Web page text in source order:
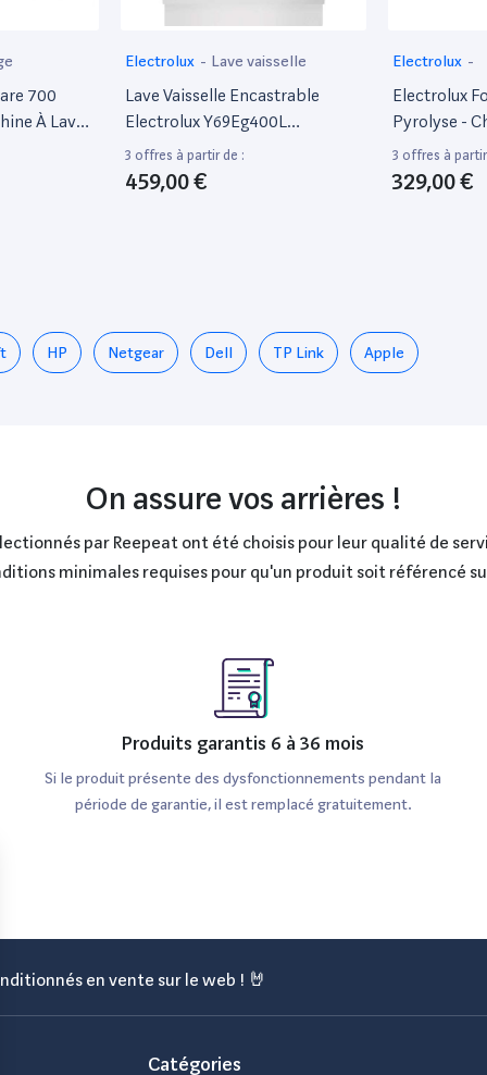
700
À Laver
Electrolux - Lave vaisselle
Lave Vaisselle Encastrable
Electrolux Y69Eg400L
911434845 15 Couverts 60 Cm
3 offres à partir de :
459,00 €
Electrolux -
Electrolux
Pyrolyse -
Pulsée -
Froide - L67
3 offres à
329,00 €
HP Netgear Dell TP Link Apple
On assure vos arrières !
par Reepeat ont été choisis pour leur qualité de
minimales requises pour qu'un produit soit référencé
Produits garantis 6 à 36 mois
Si le produit présente des dysfonctionnements pendant la
période de garantie, il est remplacé gratuitement.
en vente sur le web ! 🤘
Catégories